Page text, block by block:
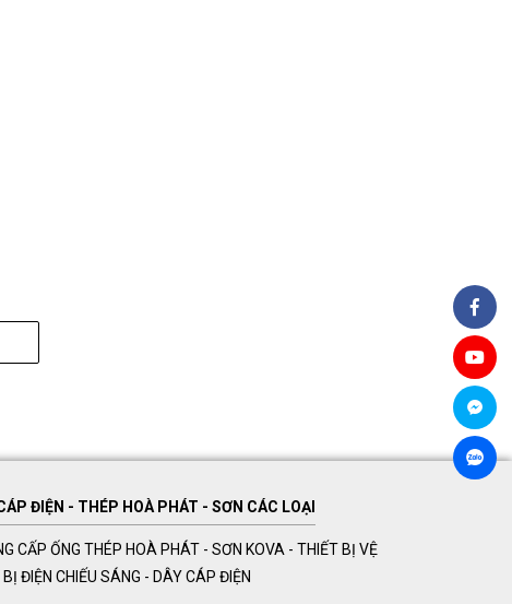
ĐIỆN - THÉP HOÀ PHÁT - SƠN CÁC LOẠI
CẤP ỐNG THÉP HOÀ PHÁT - SƠN KOVA - THIẾT BỊ VỆ
ĐIỆN CHIẾU SÁNG - DÂY CÁP ĐIỆN